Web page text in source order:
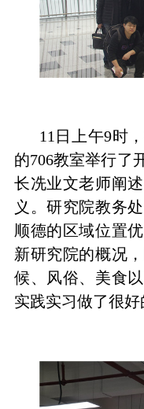
11 日上午9时
的706教室举行了
长冼业文老师阐
义。研究院教务
顺德的区域位置
新研究院的概况
候、风俗、美食
实践实习做了很好